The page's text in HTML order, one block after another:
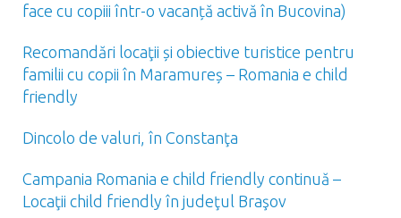
face cu copiii într-o vacanță activă în Bucovina)
Recomandări locaţii și obiective turistice pentru
familii cu copii în Maramureș – Romania e child
friendly
Dincolo de valuri, în Constanţa
Campania Romania e child friendly continuă –
Locaţii child friendly în judeţul Braşov